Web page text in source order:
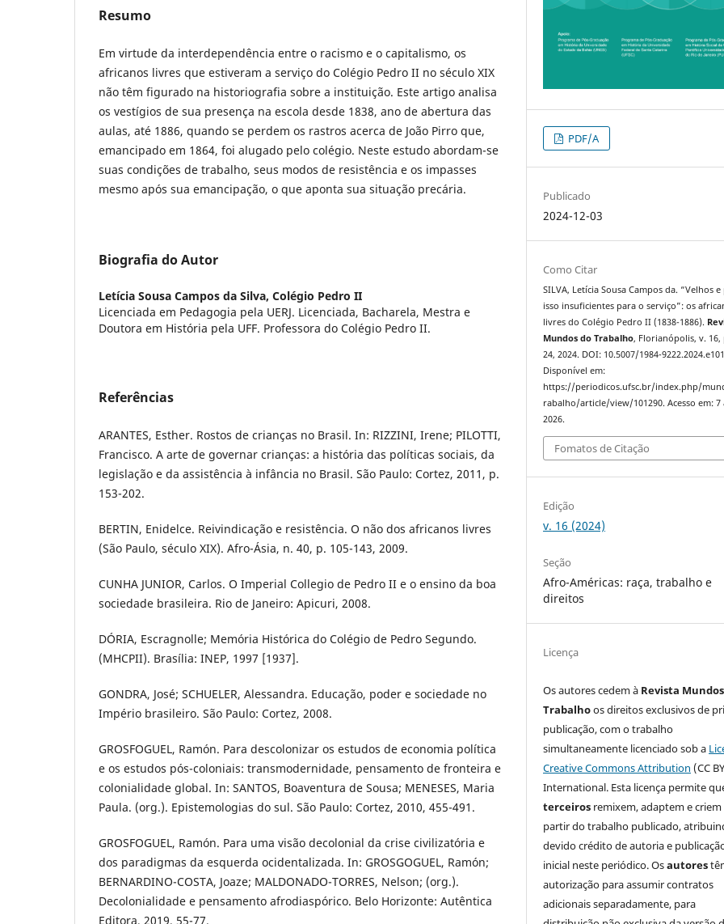
Resumo
Em virtude da interdependência entre o racismo e o capitalismo, os
africanos livres que estiveram a serviço do Colégio Pedro II no século XIX
não têm figurado na historiografia sobre a instituição. Este artigo analisa
os vestígios de sua presença na escola desde 1838, ano de abertura das
aulas, até 1886, quando se perdem os rastros acerca de João Pirro que,
emancipado em 1864, foi alugado pelo colégio. Neste estudo abordam-se
suas condições de trabalho, seus modos de resistência e os impasses
mesmo após sua emancipação, o que aponta sua situação precária.
Biografia do Autor
Letícia Sousa Campos da Silva, Colégio Pedro II
Licenciada em Pedagogia pela UERJ. Licenciada, Bacharela, Mestra e
Doutora em História pela UFF. Professora do Colégio Pedro II.
Referências
ARANTES, Esther. Rostos de crianças no Brasil. In: RIZZINI, Irene; PILOTTI,
Francisco. A arte de governar crianças: a história das políticas sociais, da
legislação e da assistência à infância no Brasil. São Paulo: Cortez, 2011, p.
153-202.
BERTIN, Enidelce. Reivindicação e resistência. O não dos africanos livres
(São Paulo, século XIX). Afro-Ásia, n. 40, p. 105-143, 2009.
CUNHA JUNIOR, Carlos. O Imperial Collegio de Pedro II e o ensino da boa
sociedade brasileira. Rio de Janeiro: Apicuri, 2008.
DÓRIA, Escragnolle; Memória Histórica do Colégio de Pedro Segundo.
(MHCPII). Brasília: INEP, 1997 [1937].
GONDRA, José; SCHUELER, Alessandra. Educação, poder e sociedade no
Império brasileiro. São Paulo: Cortez, 2008.
GROSFOGUEL, Ramón. Para descolonizar os estudos de economia política
e os estudos pós-coloniais: transmodernidade, pensamento de fronteira e
colonialidade global. In: SANTOS, Boaventura de Sousa; MENESES, Maria
Paula. (org.). Epistemologias do sul. São Paulo: Cortez, 2010, 455-491.
GROSFOGUEL, Ramón. Para uma visão decolonial da crise civilizatória e
dos paradigmas da esquerda ocidentalizada. In: GROSGOGUEL, Ramón;
BERNARDINO-COSTA, Joaze; MALDONADO-TORRES, Nelson; (org.).
Decolonialidade e pensamento afrodiaspórico. Belo Horizonte: Autêntica
Editora, 2019, 55-77.
PDF/A
Publicado
2024-12-03
Como Citar
SILVA, Letícia Sousa Campos da. “Velhos
isso insuficientes para o serviço”: os
livres do Colégio Pedro II (1838-1886).
Mundos do Trabalho, Florianópolis, v. 16,
24, 2024. DOI: 10.5007/1984-
Disponível em:
https://periodicos.ufsc.br/index.php/
rabalho/article/view/101290. Acesso em: 7
2026.
Fomatos de Citação
Edição
v. 16 (2024)
Seção
Afro-Américas: raça, trabalho e
direitos
Licença
Os autores cedem à Revista
Trabalhoos direitos exclusivos de
publicação, com o trabalho
simultaneamente licenciado sob a
Creative Commons Attribution (CC
International. Esta licença permite
terceiros remixem, adaptem e criem
partir do trabalho publicado,
devido crédito de autoria e
inicial neste periódico. Osautores
autorização para assumir contratos
adicionais separadamente, para